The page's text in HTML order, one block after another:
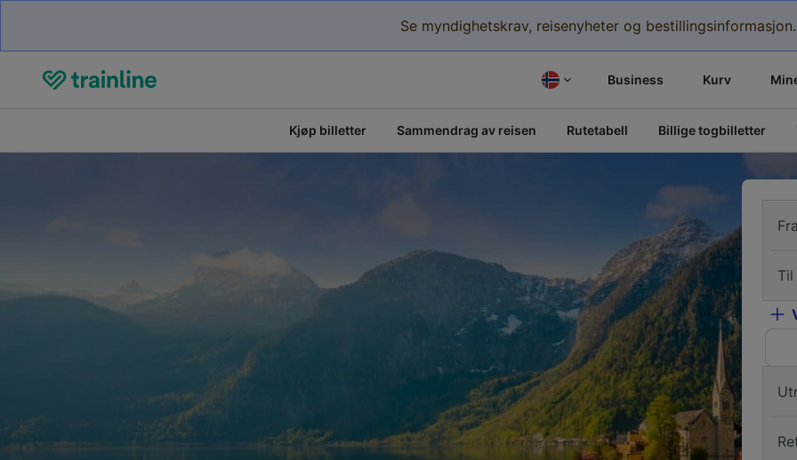
Se myndighetskrav, reisenyheter og bestillingsinformasjon.
Business Kurv
Kjøp billetter Sammendrag av reisen Rutetabell Billige togbilletter
Til